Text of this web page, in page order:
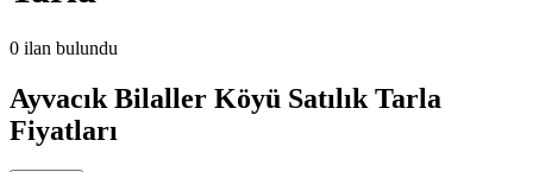
0 ilan bulundu
Ayvacık Bilaller Köyü Satılık Tarla
Fiyatları